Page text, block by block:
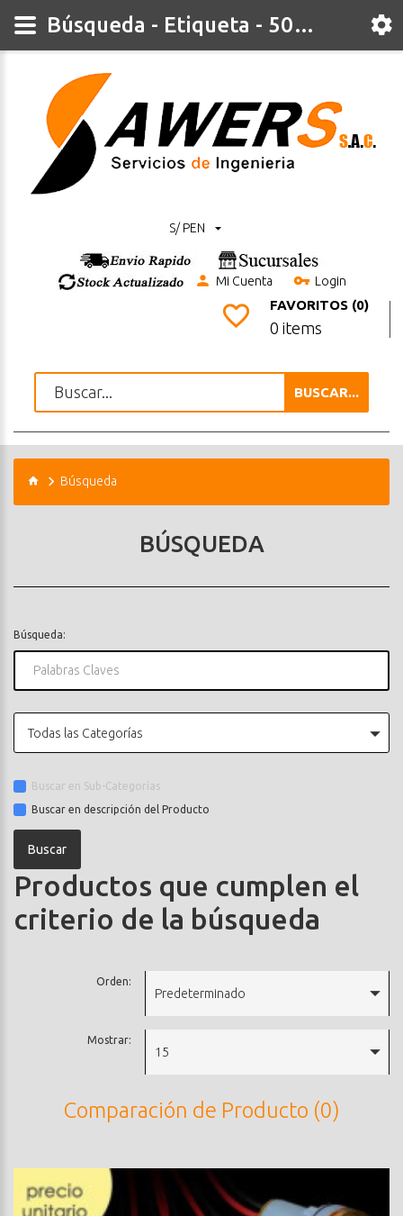
S/ PEN
Mi Cuenta Login
FAVORITOS (0)
0 items
BUSCAR...
Búsqueda
BÚSQUEDA
Búsqueda:
Todas las Categorías
Buscar en Sub-Categorías
Buscar en descripción del Producto
Productos que cumplen el
criterio de la búsqueda
Orden:
Predeterminado
Mostrar:
15
Comparación de Producto (0)
Búsqueda - Etiqueta - 500v